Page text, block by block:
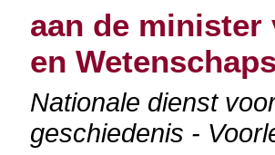
aan de minister
en
Nationale dienst
geschiedenis -